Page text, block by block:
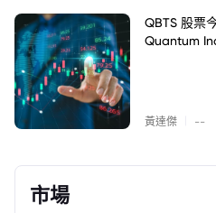
QBTS 股票
Quantum
黃達傑 --
市場